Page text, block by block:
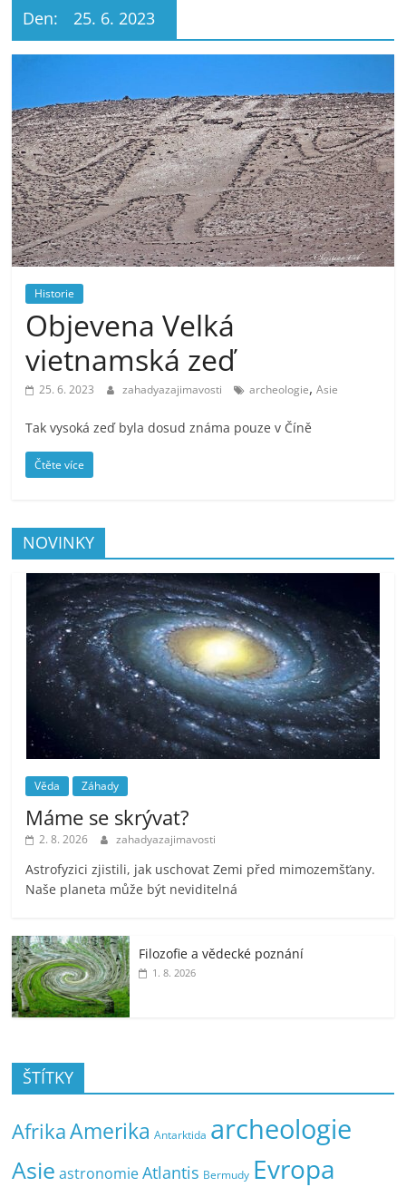
Den: 25. 6. 2023
Historie
Objevena Velká
vietnamská zeď
25. 6. 2023 zahadyazajimavosti archeologie,Asie
Tak vysoká zeď byla dosud známa pouze v Číně
Čtěte více
NOVINKY
Věda Záhady
Máme se skrývat?
2. 8. 2026 zahadyazajimavosti
Astrofyzici zjistili, jak uschovat Zemi před mimozemšťany.
Naše planeta může být neviditelná
Filozofie a vědecké poznání
1. 8. 2026
ŠTÍTKY
AfrikaAmerika Antarktida archeologie
Asie astronomie Atlantis Bermudy Evropa